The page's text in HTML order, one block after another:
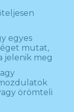
egyes
mutat,
jelenik meg
örömteli